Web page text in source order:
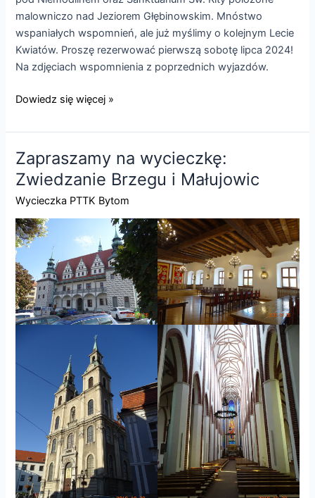
malowniczo nad Jeziorem Głębinowskim. Mnóstwo
wspaniałych wspomnień, ale już myślimy o kolejnym Lecie
Kwiatów. Proszę rezerwować pierwszą sobotę lipca 2024!
Na zdjęciach wspomnienia z poprzednich wyjazdów.
Lato
w
Otmuchowie
Dowiedz się więcej »
Zapraszamy na wycieczkę:
Zwiedzanie Brzegu i Małujowic
Wycieczka PTTK Bytom